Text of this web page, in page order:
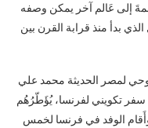
إلى عَالم آخر يمكن وصفه
بدأ منذ قرابة القرن بين
لمصر الحديثة محمد علي
تكويني لفرنسا، يُؤَطّرُهُم
الوفد في فرنسا لخمس